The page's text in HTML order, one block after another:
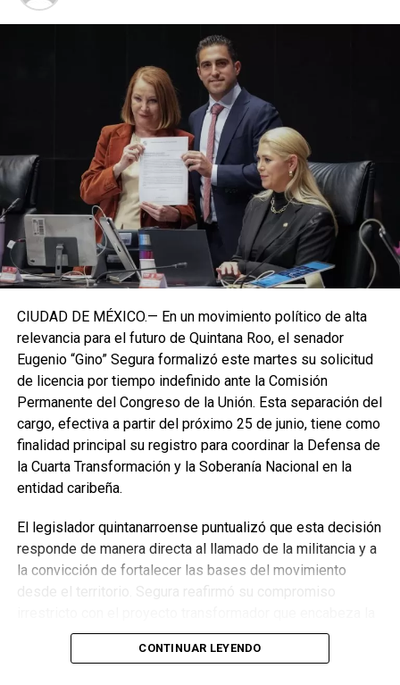
CIUDAD DE MÉXICO.— En un movimiento político de alta
relevancia para el futuro de Quintana Roo, el senador
Eugenio “Gino” Segura formalizó este martes su solicitud
de licencia por tiempo indefinido ante la Comisión
Permanente del Congreso de la Unión. Esta separación del
cargo, efectiva a partir del próximo 25 de junio, tiene como
finalidad principal su registro para coordinar la Defensa de
la Cuarta Transformación y la Soberanía Nacional en la
entidad caribeña.
El legislador quintanarroense puntualizó que esta decisión
responde de manera directa al llamado de la militancia y a
la convicción de fortalecer las bases del movimiento
desde el territorio. Segura reafirmó su compromiso
presidenta de la República, Claudia Sheinbaum Pardo,
asegurando que la consolidación del bienestar social
CONTINUAR LEYENDO